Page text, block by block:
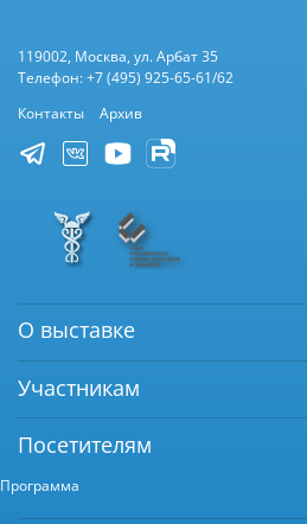
119002, Москва, ул. Арбат 35
Телефон: +7 (495) 925-65-61/62
Контакты
Архив
О выставке
Участникам
Посетителям
Программа